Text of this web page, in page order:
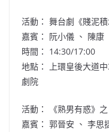
活動： 舞台劇《賤泥積
嘉賓： 阮小儀 、 陳康
時間： 14:30/17:00
地點： 上環皇後大道
劇院
活動： 《熟男有惑》之
嘉賓： 郭晉安 、 李思